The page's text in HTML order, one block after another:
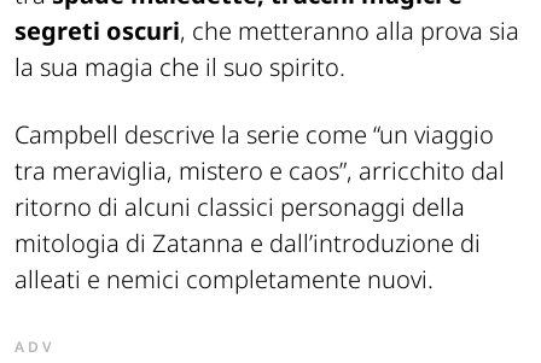
segreti oscuri, che metteranno alla prova sia
la sua magia che il suo spirito.
Campbell descrive la serie come “un viaggio
tra meraviglia, mistero e caos”, arricchito dal
ritorno di alcuni classici personaggi della
mitologia di Zatanna e dall’introduzione di
alleati e nemici completamente nuovi.
ADV